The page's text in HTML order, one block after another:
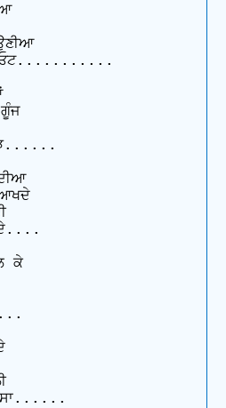
ਓਟ...........
ਕੇ